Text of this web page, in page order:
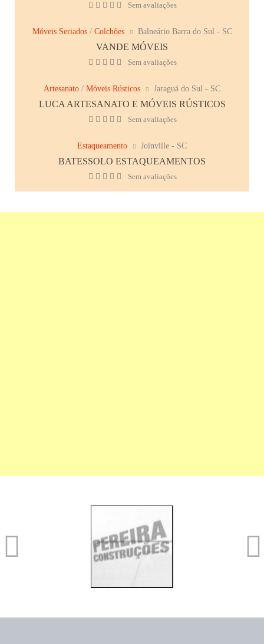
Sem avaliações
Móveis Seriados/ Colchões Balneário Barra do Sul - SC
VANDE MÓVEIS
Sem avaliações
Artesanato / Móveis Rústicos Jaraguá do Sul - SC
LUCA ARTESANATO E MÓVEIS RÚSTICOS
Sem avaliações
Estaqueamento Joinville - SC
BATESSOLO ESTAQUEAMENTOS
Sem avaliações